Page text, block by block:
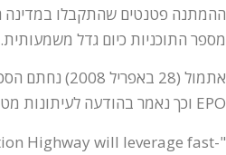
ההמתנה פטנטים שהתקבלו במדינה
מספר התוכניות כיום גדל משמעותית.
EPO וכך נאמר בהודעה לעיתונות מטעם ה-EPO:
Highway will leverage fast-